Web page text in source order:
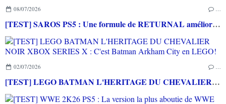
08/07/2026
[TEST] SAROS PS5 : Une formule de RETURNAL améliorée et interessante
02/07/2026
[TEST] LEGO BATMAN L'HERITAGE DU CHEVALIER NOIR XBOX SERIES X : C'est Batman Arkham City en LEGO!